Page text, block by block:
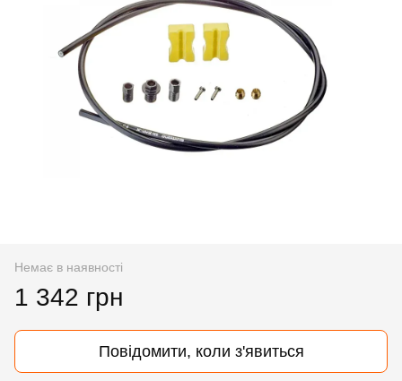
Немає в наявності
1 342 грн
Повідомити, коли з'явиться